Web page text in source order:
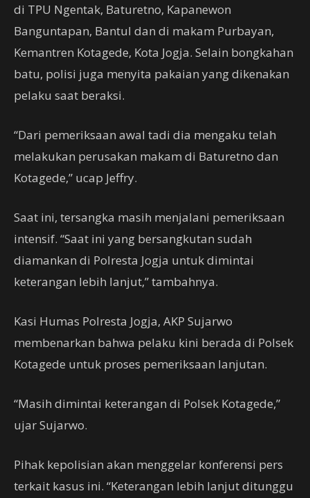
di TPU Ngentak, Baturetno, Kapanewon
Banguntapan, Bantul dan di makam Purbayan,
Kemantren Kotagede, Kota Jogja. Selain bongkahan
batu, polisi juga menyita pakaian yang dikenakan
pelaku saat beraksi.
“Dari pemeriksaan awal tadi dia mengaku telah
melakukan perusakan makam di Baturetno dan
Kotagede,” ucap Jeffry.
Saat ini, tersangka masih menjalani pemeriksaan
intensif. “Saat ini yang bersangkutan sudah
diamankan di Polresta Jogja untuk dimintai
keterangan lebih lanjut,” tambahnya.
Kasi Humas Polresta Jogja, AKP Sujarwo
membenarkan bahwa pelaku kini berada di Polsek
Kotagede untuk proses pemeriksaan lanjutan.
“Masih dimintai keterangan di Polsek Kotagede,”
ujar Sujarwo.
Pihak kepolisian akan menggelar konferensi pers
terkait kasus ini. “Keterangan lebih lanjut ditunggu